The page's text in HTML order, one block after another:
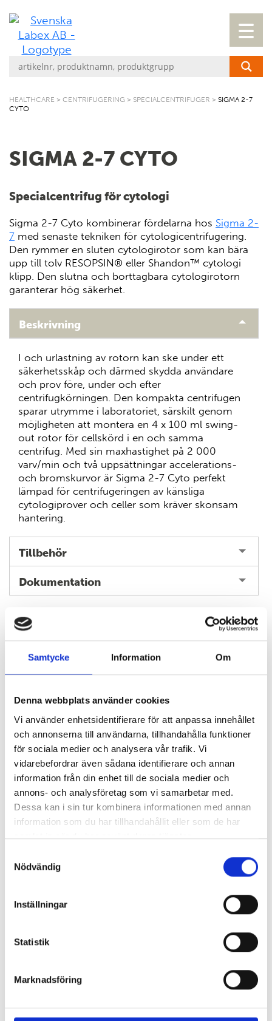
Samtycke Information Om
Denna webbplats använder cookies
Vi använder enhetsidentifierare för att anpassa innehållet
och annonserna till användarna, tillhandahålla funktioner
för sociala medier och analysera vår trafik. Vi
vidarebefordrar även sådana identifierare och annan
information från din enhet till de sociala medier och
annons- och analysföretag som vi samarbetar med.
Dessa kan i sin tur kombinera informationen med annan
information som du har tillhandahållit eller som de har
samlat in när du har använt deras tjänster.
Nödvändig
Inställningar
Statistik
Marknadsföring
HEALTHCARE > CENTRIFUGERING > SPECIALCENTRIFUGER > SIGMA 2-7
CYTO
SIGMA 2-7 CYTO
Specialcentrifug för cytologi
Sigma 2-7 Cyto kombinerar fördelarna hos Sigma 2-
7 med senaste tekniken för cytologicentrifugering.
Den rymmer en sluten cytologirotor som kan bära
upp till tolv RESOPSIN® eller Shandon™ cytologi
klipp. Den slutna och borttagbara cytologirotorn
garanterar hög säkerhet.
Beskrivning
I och urlastning av rotorn kan ske under ett
säkerhetsskåp och därmed skydda användare
och prov före, under och efter
centrifugkörningen. Den kompakta centrifugen
sparar utrymme i laboratoriet, särskilt genom
möjligheten att montera en 4 x 100 ml swing-
out rotor för cellskörd i en och samma
centrifug. Med sin maxhastighet på 2 000
varv/min och två uppsättningar accelerations-
och bromskurvor är Sigma 2-7 Cyto perfekt
lämpad för centrifugeringen av känsliga
cytologiprover och celler som kräver skonsam
hantering.
Tillbehör
Dokumentation
KONTAKTA OSS HÄR
LIKNANDE PRODUKTER: